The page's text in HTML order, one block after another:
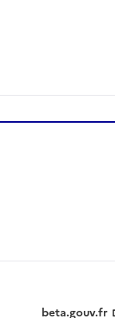
beta.gouv.fr